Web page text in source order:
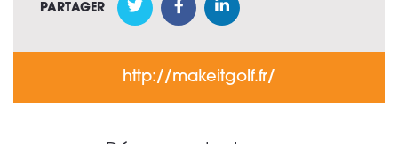
PARTAGER
http://makeitgolf.fr/